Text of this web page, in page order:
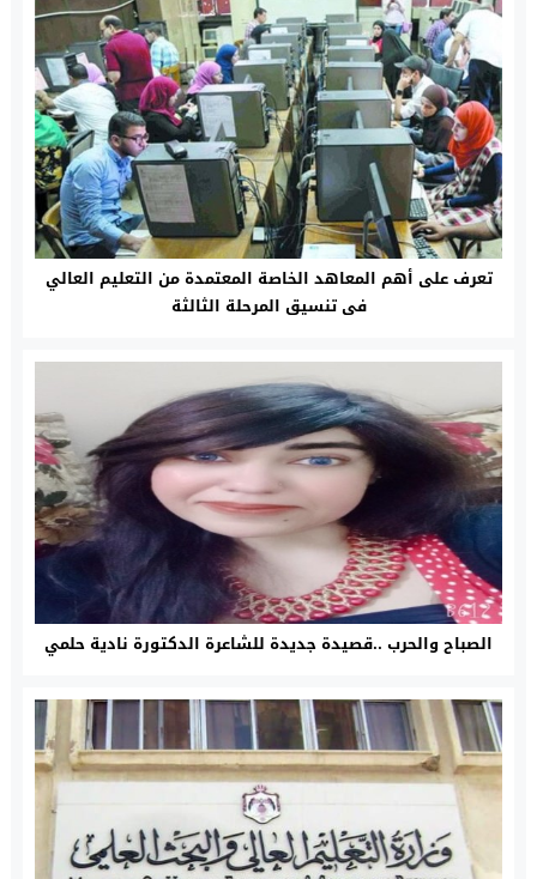
تعرف على أهم المعاهد الخاصة المعتمدة من التعليم العالي
فى تنسيق المرحلة الثالثة
الصباح والحرب ..قصيدة جديدة للشاعرة الدكتورة نادية حلمي